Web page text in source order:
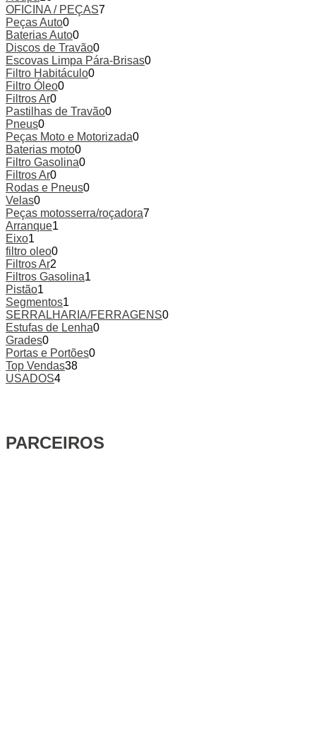
OFICINA / PEÇAS7
Peças Auto0
Baterias Auto0
Discos de Travão0
Escovas Limpa Pára-Brisas0
Filtro Habitáculo0
Filtro Óleo0
Filtros Ar0
Pastilhas de Travão0
Pneus0
Peças Moto e Motorizada0
Baterias moto0
Filtro Gasolina0
Filtros Ar0
Rodas e Pneus0
Velas0
Peças motosserra/roçadora7
Arranque1
Eixo1
filtro oleo0
Filtros Ar2
Filtros Gasolina1
Pistão1
Segmentos1
SERRALHARIA/FERRAGENS0
Estufas de Lenha0
Grades0
Portas e Portões0
Top Vendas38
USADOS4
PARCEIROS